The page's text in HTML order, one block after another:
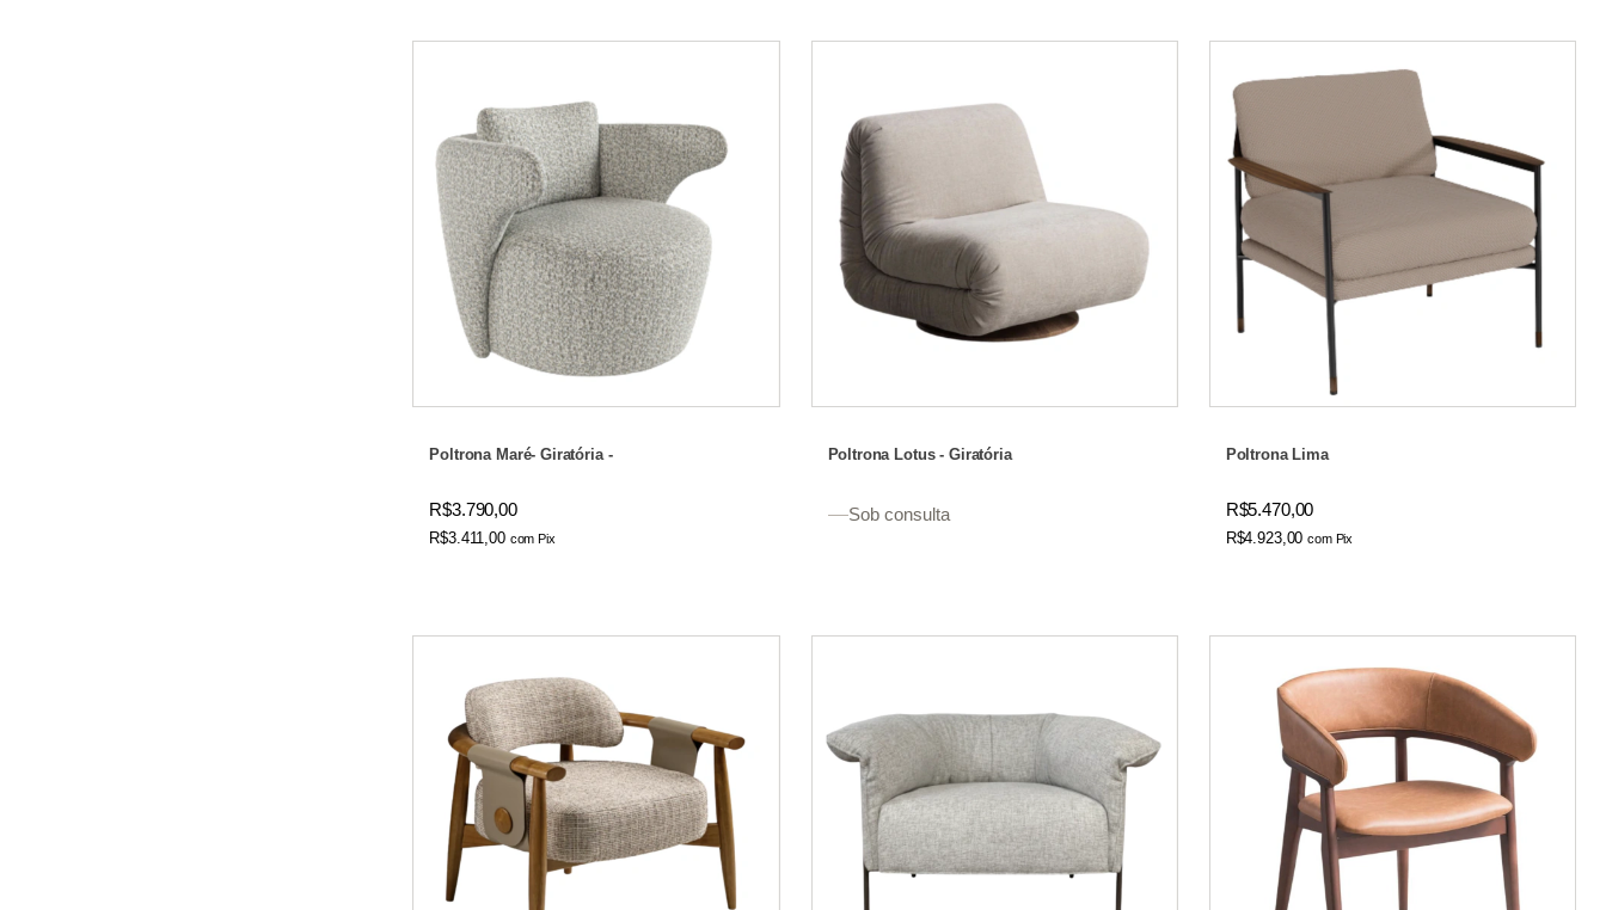
Poltrona Maré- Giratória -
R$3.790,00
R$3.411,00 com Pix
Poltrona Lotus - Giratória
Sob consulta
Poltrona Lima
R$5.470,00
R$4.923,00com Pix